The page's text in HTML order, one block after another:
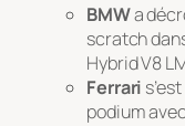
BMWa
scratch
Hybrid V8
Ferrari
podium